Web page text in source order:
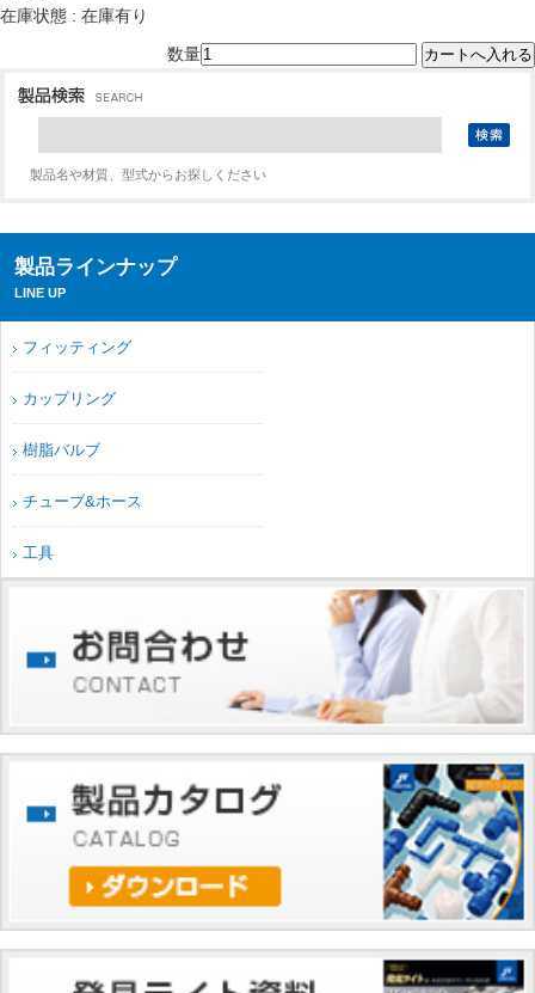
在庫状態 : 在庫有り
数量
製品名や材質、型式からお探しください
製品ラインナップ
LINE UP
フィッティング
カップリング
樹脂バルブ
チューブ&ホース
工具